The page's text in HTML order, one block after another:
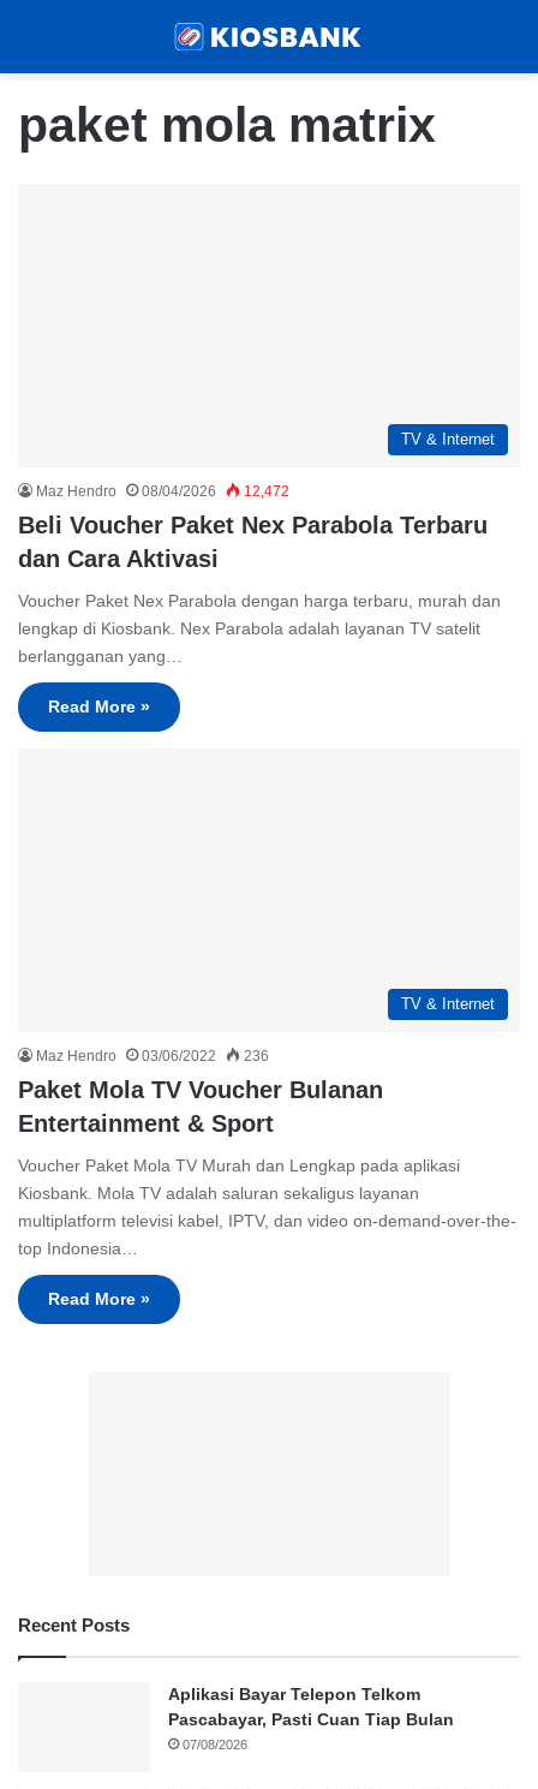
paket mola matrix
TV & Internet
Maz Hendro 08/04/2026 12,472
Beli Voucher Paket Nex Parabola Terbaru
dan Cara Aktivasi
Voucher Paket Nex Parabola dengan harga terbaru, murah dan
lengkap di Kiosbank. Nex Parabola adalah layanan TV satelit
berlangganan yang…
Read More »
TV & Internet
Maz Hendro 03/06/2022 236
Paket Mola TV Voucher Bulanan
Entertainment & Sport
Voucher Paket Mola TV Murah dan Lengkap pada aplikasi
Kiosbank. Mola TV adalah saluran sekaligus layanan
multiplatform televisi kabel, IPTV, dan video on-demand-over-the-
top Indonesia…
Read More »
Recent Posts
Aplikasi Bayar Telepon Telkom
Pascabayar, Pasti Cuan Tiap Bulan
07/08/2026